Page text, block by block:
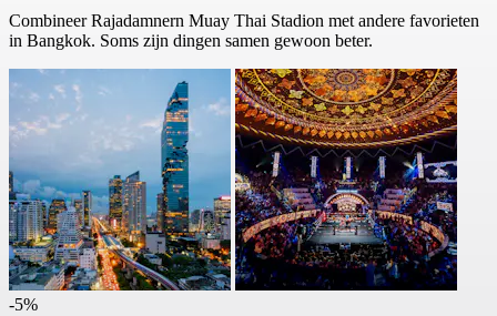
Combineer Rajadamnern Muay Thai Stadion met andere favorieten
in Bangkok. Soms zijn dingen samen gewoon beter.
-5%